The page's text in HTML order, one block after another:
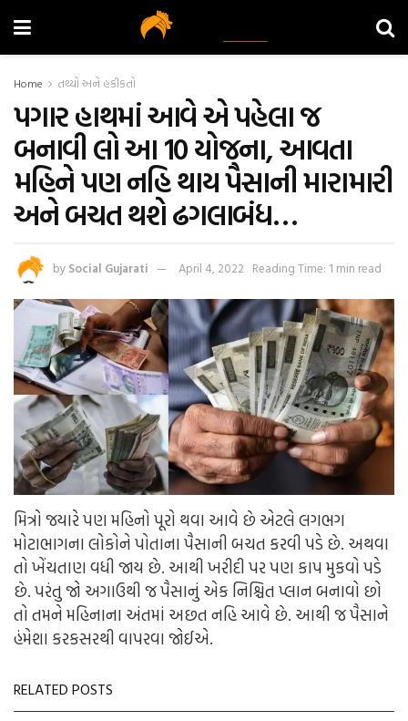
Home તથ્યો અને હકીકતો
પગાર હાથમાં આવે એ પહેલા જ
બનાવી લો આ 10 યોજના, આવતા
મહિને પણ નહિ થાય પૈસાની મારામારી
અને બચત થશે ઢગલાબંધ…
by Social Gujarati April 4, 2022 Reading Time: 1 min read
મિત્રો જયારે પણ મહિનો પૂરો થવા આવે છે એટલે લગભગ
મોટાભાગના લોકોને પોતાના પૈસાની બચત કરવી પડે છે. અથવા
તો ખેંચતાણ વધી જાય છે. આથી ખરીદી પર પણ કાપ મુકવો પડે
છે. પરંતુ જો અગાઉથી જ પૈસાનું એક નિશ્ચિત પ્લાન બનાવો છો
તો તમને મહિનાના અંતમાં અછત નહિ આવે છે. આથી જ પૈસાને
હંમેશા કરકસરથી વાપરવા જોઈએ.
RELATED POSTS